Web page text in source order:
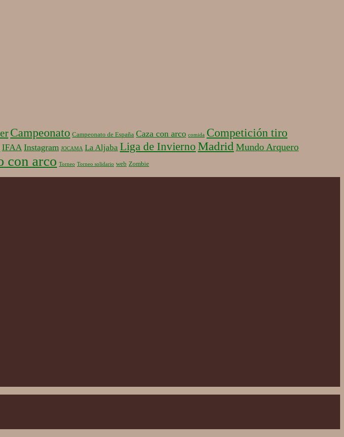
Campeonato Campeonato de España Caza con arco comida Competición tiro
IFAA Instagram JOCAMA La Aljaba Liga de Invierno Madrid Mundo Arquero
con arco Torneo Torneo solidario web Zombie